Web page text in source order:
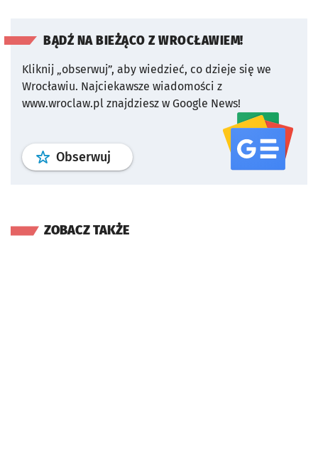
BĄDŹ NA BIEŻĄCO Z WROCŁAWIEM!
Kliknij „obserwuj”, aby wiedzieć, co dzieje się we
Wrocławiu. Najciekawsze wiadomości z
www.wroclaw.pl znajdziesz w Google News!
Obserwuj profil serwisu
ZOBACZ TAKŻE